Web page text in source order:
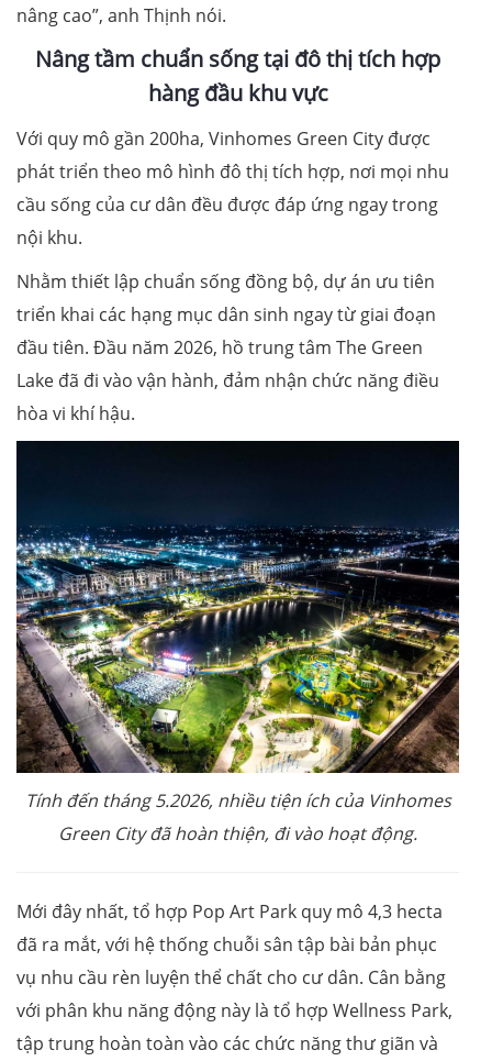
nâng cao”, anh Thịnh nói.
Nâng tầm chuẩn sống tại đô thị tích hợp
hàng đầu khu vực
Với quy mô gần 200ha, Vinhomes Green City được
phát triển theo mô hình đô thị tích hợp, nơi mọi nhu
cầu sống của cư dân đều được đáp ứng ngay trong
nội khu.
Nhằm thiết lập chuẩn sống đồng bộ, dự án ưu tiên
triển khai các hạng mục dân sinh ngay từ giai đoạn
đầu tiên. Đầu năm 2026, hồ trung tâm The Green
Lake đã đi vào vận hành, đảm nhận chức năng điều
hòa vi khí hậu.
Tính đến tháng 5.2026, nhiều tiện ích của Vinhomes
Green City đã hoàn thiện, đi vào hoạt động.
Mới đây nhất, tổ hợp Pop Art Park quy mô 4,3 hecta
đã ra mắt, với hệ thống chuỗi sân tập bài bản phục
vụ nhu cầu rèn luyện thể chất cho cư dân. Cân bằng
với phân khu năng động này là tổ hợp Wellness Park,
tập trung hoàn toàn vào các chức năng thư giãn và